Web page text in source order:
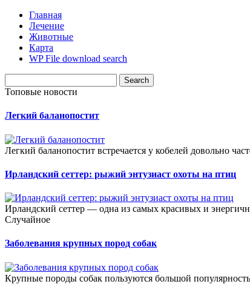
Главная
Лечение
Животные
Карта
WP File download search
Топовые новости
Легкий баланопостит
Легкий баланопостит встречается у кобелей довольно
Ирландский сеттер: рыжий энтузиаст охоты на птиц
Ирландский сеттер — одна из самых красивых и
Случайное
Заболевания крупных пород собак
Крупные породы собак пользуются большой